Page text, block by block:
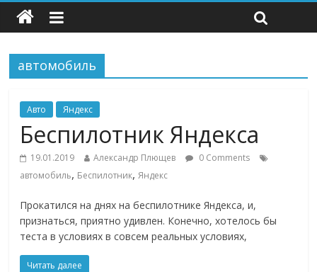
автомобиль
Авто Яндекс
Беспилотник Яндекса
19.01.2019 Александр Плющев
0 Comments
автомобиль, Беспилотник,Яндекс
Прокатился на днях на беспилотнике Яндекса, и,
признаться, приятно удивлен. Конечно, хотелось бы
теста в условиях в совсем реальных условиях,
Читать далее